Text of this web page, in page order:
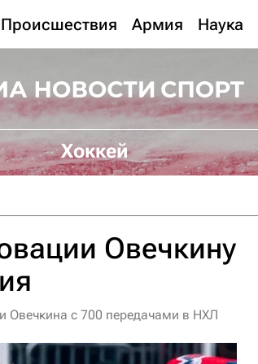
Происшествия Армия Наука
Хоккей
Овечкину
Овечкина с 700 передачами в НХЛ